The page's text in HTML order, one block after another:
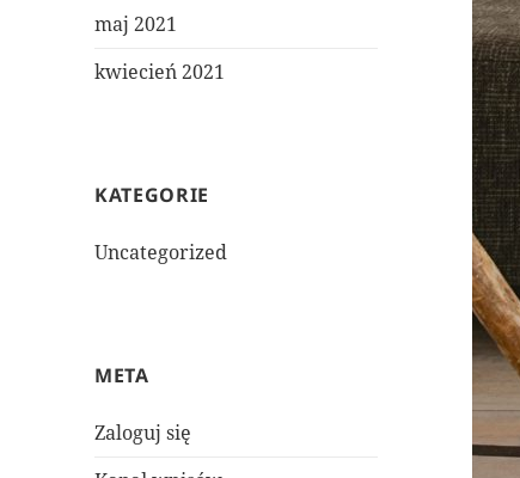
maj 2021
kwiecień 2021
KATEGORIE
Uncategorized
META
Zaloguj się